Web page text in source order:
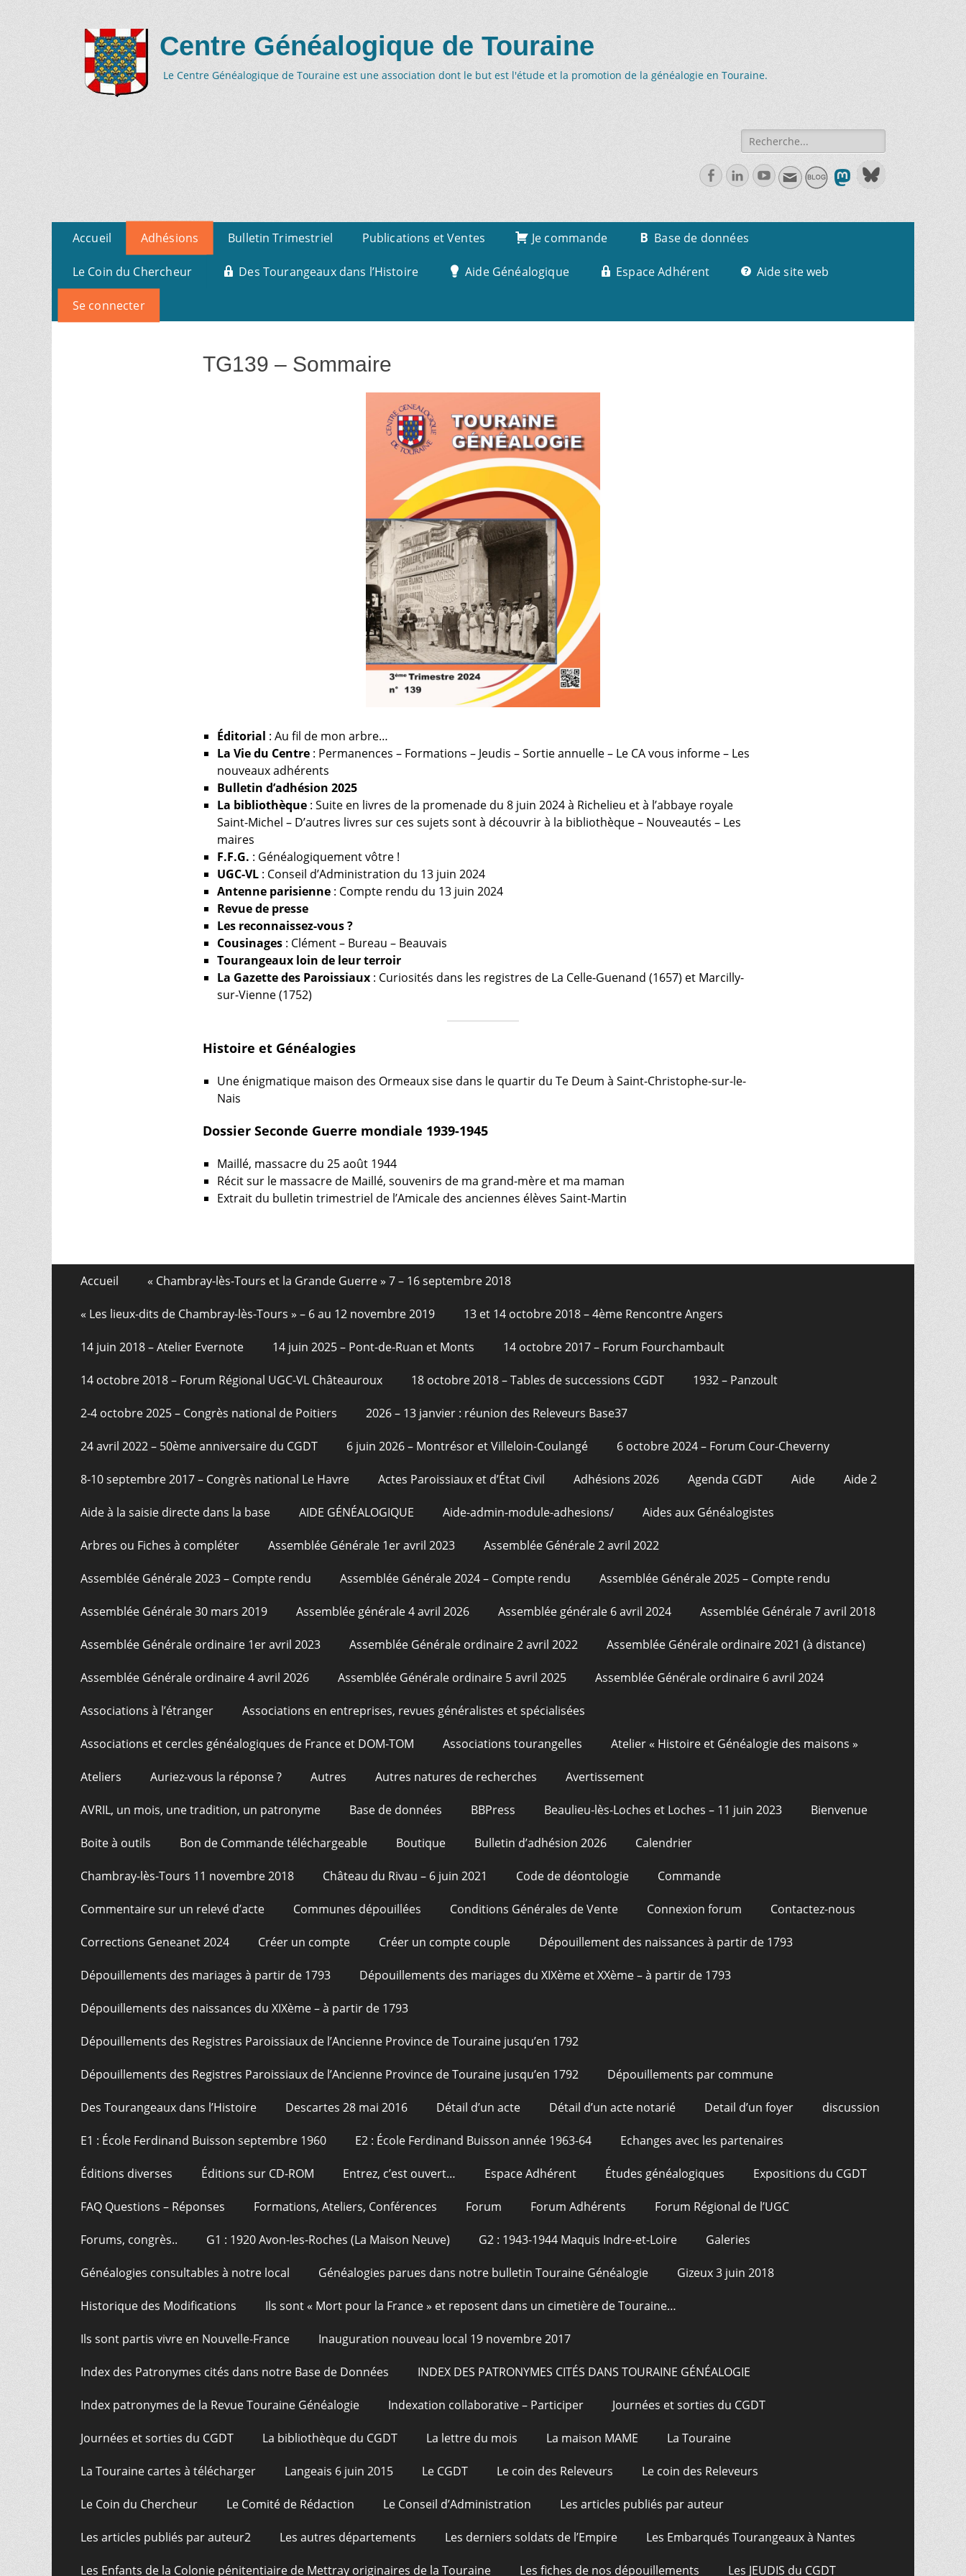
Centre Généalogique de Touraine
Le Centre Généalogique de Touraine est une association dont le but est l'étude et la promotion de la généalogie en Touraine.
Recherche
de:
FacebookLinkedlnYoutube
Menu
primaire
contenu
Accueil Adhésions Bulletin Trimestriel Publications et Ventes Je commande Base de données
Le Coin du Chercheur Des Tourangeaux dans l’Histoire Aide Généalogique Espace Adhérent Aide site web
Se connecter
TG139 – Sommaire
Éditorial : Au fil de mon arbre…
La Vie du Centre : Permanences – Formations – Jeudis – Sortie annuelle – Le CA vous informe – Les
nouveaux adhérents
Bulletin d’adhésion 2025
La bibliothèque : Suite en livres de la promenade du 8 juin 2024 à Richelieu et à l’abbaye royale
Saint-Michel – D’autres livres sur ces sujets sont à découvrir à la bibliothèque – Nouveautés – Les
maires
F.F.G. : Généalogiquement vôtre !
UGC-VL : Conseil d’Administration du 13 juin 2024
Antenne parisienne : Compte rendu du 13 juin 2024
Revue de presse
Les reconnaissez-vous ?
Cousinages : Clément – Bureau – Beauvais
Tourangeaux loin de leur terroir
La Gazette des Paroissiaux : Curiosités dans les registres de La Celle-Guenand (1657) et Marcilly-
sur-Vienne (1752)
Histoire et Généalogies
Une énigmatique maison des Ormeaux sise dans le quartir du Te Deum à Saint-Christophe-sur-le-
Nais
Dossier Seconde Guerre mondiale 1939-1945
Maillé, massacre du 25 août 1944
Récit sur le massacre de Maillé, souvenirs de ma grand-mère et ma maman
Extrait du bulletin trimestriel de l’Amicale des anciennes élèves Saint-Martin
Menu
de
page
contenu
Accueil « Chambray-lès-Tours et la Grande Guerre » 7 – 16 septembre 2018
« Les lieux-dits de Chambray-lès-Tours » – 6 au 12 novembre 2019 13 et 14 octobre 2018 – 4ème Rencontre Angers
14 juin 2018 – Atelier Evernote 14 juin 2025 – Pont-de-Ruan et Monts 14 octobre 2017 – Forum Fourchambault
14 octobre 2018 – Forum Régional UGC-VL Châteauroux 18 octobre 2018 – Tables de successions CGDT 1932 – Panzoult
2-4 octobre 2025 – Congrès national de Poitiers 2026 – 13 janvier : réunion des Releveurs Base37
24 avril 2022 – 50ème anniversaire du CGDT 6 juin 2026 – Montrésor et Villeloin-Coulangé 6 octobre 2024 – Forum Cour-Cheverny
8-10 septembre 2017 – Congrès national Le Havre Actes Paroissiaux et d’État Civil Adhésions 2026 Agenda CGDT Aide Aide 2
Aide à la saisie directe dans la base AIDE GÉNÉALOGIQUE Aide-admin-module-adhesions/ Aides aux Généalogistes
Arbres ou Fiches à compléter Assemblée Générale 1er avril 2023 Assemblée Générale 2 avril 2022
Assemblée Générale 2023 – Compte rendu Assemblée Générale 2024 – Compte rendu Assemblée Générale 2025 – Compte rendu
Assemblée Générale 30 mars 2019 Assemblée générale 4 avril 2026 Assemblée générale 6 avril 2024 Assemblée Générale 7 avril 2018
Assemblée Générale ordinaire 1er avril 2023 Assemblée Générale ordinaire 2 avril 2022 Assemblée Générale ordinaire 2021 (à distance)
Assemblée Générale ordinaire 4 avril 2026 Assemblée Générale ordinaire 5 avril 2025 Assemblée Générale ordinaire 6 avril 2024
Associations à l’étranger Associations en entreprises, revues généralistes et spécialisées
Associations et cercles généalogiques de France et DOM-TOM Associations tourangelles Atelier « Histoire et Généalogie des maisons »
Ateliers Auriez-vous la réponse ? Autres Autres natures de recherches Avertissement
AVRIL, un mois, une tradition, un patronyme Base de données BBPress Beaulieu-lès-Loches et Loches – 11 juin 2023 Bienvenue
Boite à outils Bon de Commande téléchargeable Boutique Bulletin d’adhésion 2026 Calendrier
Chambray-lès-Tours 11 novembre 2018 Château du Rivau – 6 juin 2021 Code de déontologie Commande
Commentaire sur un relevé d’acte Communes dépouillées Conditions Générales de Vente Connexion forum Contactez-nous
Corrections Geneanet 2024 Créer un compte Créer un compte couple Dépouillement des naissances à partir de 1793
Dépouillements des mariages à partir de 1793 Dépouillements des mariages du XIXème et XXème – à partir de 1793
Dépouillements des naissances du XIXème – à partir de 1793
Dépouillements des Registres Paroissiaux de l’Ancienne Province de Touraine jusqu’en 1792
Dépouillements des Registres Paroissiaux de l’Ancienne Province de Touraine jusqu’en 1792 Dépouillements par commune
Des Tourangeaux dans l’Histoire Descartes 28 mai 2016 Détail d’un acte Détail d’un acte notarié Detail d’un foyer discussion
E1 : École Ferdinand Buisson septembre 1960 E2 : École Ferdinand Buisson année 1963-64 Echanges avec les partenaires
Éditions diverses Éditions sur CD-ROM Entrez, c’est ouvert… Espace Adhérent Études généalogiques Expositions du CGDT
FAQ Questions – Réponses Formations, Ateliers, Conférences Forum Forum Adhérents Forum Régional de l’UGC
Forums, congrès.. G1 : 1920 Avon-les-Roches (La Maison Neuve) G2 : 1943-1944 Maquis Indre-et-Loire Galeries
Généalogies consultables à notre local Généalogies parues dans notre bulletin Touraine Généalogie Gizeux 3 juin 2018
Historique des Modifications Ils sont « Mort pour la France » et reposent dans un cimetière de Touraine…
Ils sont partis vivre en Nouvelle-France Inauguration nouveau local 19 novembre 2017
Index des Patronymes cités dans notre Base de Données INDEX DES PATRONYMES CITÉS DANS TOURAINE GÉNÉALOGIE
Index patronymes de la Revue Touraine Généalogie Indexation collaborative – Participer Journées et sorties du CGDT
Journées et sorties du CGDT La bibliothèque du CGDT La lettre du mois La maison MAME La Touraine
La Touraine cartes à télécharger Langeais 6 juin 2015 Le CGDT Le coin des Releveurs Le coin des Releveurs
Le Coin du Chercheur Le Comité de Rédaction Le Conseil d’Administration Les articles publiés par auteur
Les articles publiés par auteur2 Les autres départements Les derniers soldats de l’Empire Les Embarqués Tourangeaux à Nantes
Les Enfants de la Colonie pénitentiaire de Mettray originaires de la Touraine Les fiches de nos dépouillements Les JEUDIS du CGDT